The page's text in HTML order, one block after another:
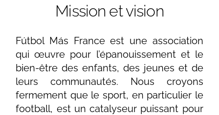
Mission et vision
Fútbol Más France est une association
qui œuvre pour l’épanouissement et le
bien-être des enfants, des jeunes et de
leurs communautés. Nous croyons
fermement que le sport, en particulier le
football, est un catalyseur puissant pour